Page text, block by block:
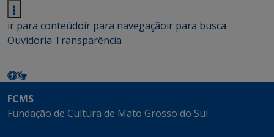
ir para conteúdoir para navegaçãoir para busca
Ouvidoria Transparência
FCMS
Fundação de Cultura de Mato Grosso do Sul